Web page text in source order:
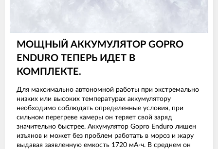
МОЩНЫЙ АККУМУЛЯТОР GOPRO
ENDURO ТЕПЕРЬ ИДЕТ В
КОМПЛЕКТЕ.
Для максимально автономной работы при экстремально
низких или высоких температурах аккумулятору
необходимо соблюдать определенные условия, при
сильном перегреве камеры он теряет свой заряд
значительно быстрее. Аккумулятор Gopro Enduro лишен
изъянов и может без проблем работать в мороз и жару
выдавая заявленную емкость 1720 мА·ч. В среднем он